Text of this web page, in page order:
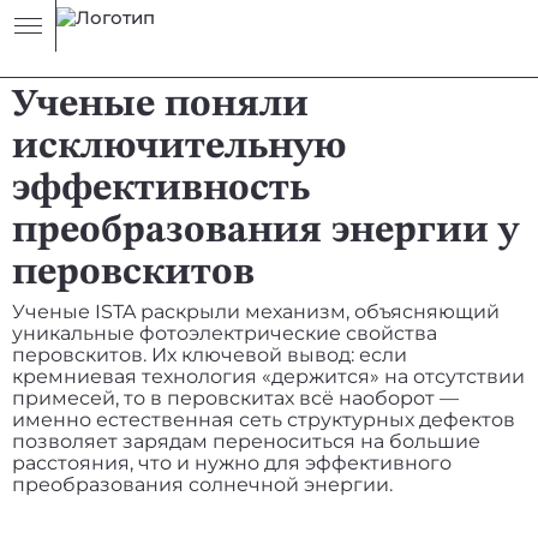
Ученые поняли
исключительную
эффективность
преобразования энергии у
перовскитов
Ученые ISTA раскрыли механизм, объясняющий
уникальные фотоэлектрические свойства
перовскитов. Их ключевой вывод: если
кремниевая технология «держится» на отсутствии
примесей, то в перовскитах всё наоборот —
именно естественная сеть структурных дефектов
позволяет зарядам переноситься на большие
расстояния, что и нужно для эффективного
преобразования солнечной энергии.